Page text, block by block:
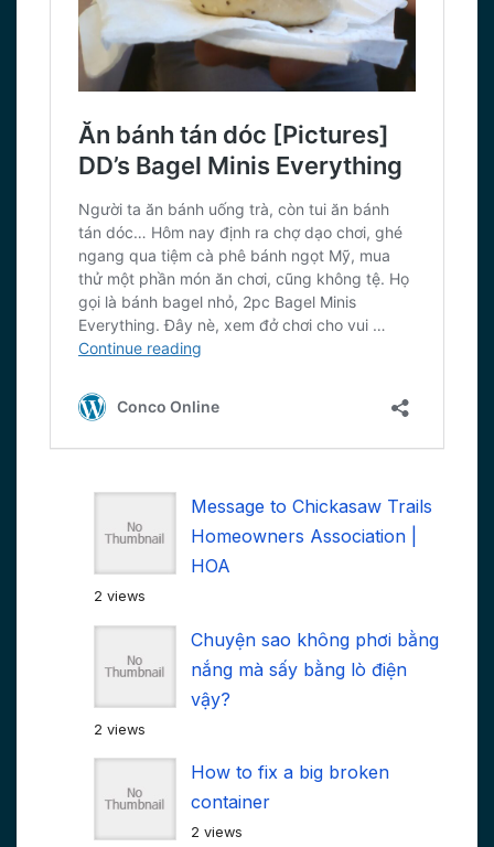
Message to Chickasaw Trails
Homeowners Association |
HOA
2 views
Chuyện sao không phơi bằng
nắng mà sấy bằng lò điện
vậy?
2 views
How to fix a big broken
container
2 views